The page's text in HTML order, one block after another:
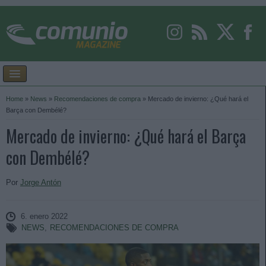
Home » News » Recomendaciones de compra » Mercado de invierno: ¿Qué hará el
Barça con Dembélé?
Mercado de invierno: ¿Qué hará el Barça
con Dembélé?
Por Jorge Antón
6. enero 2022
NEWS, RECOMENDACIONES DE COMPRA